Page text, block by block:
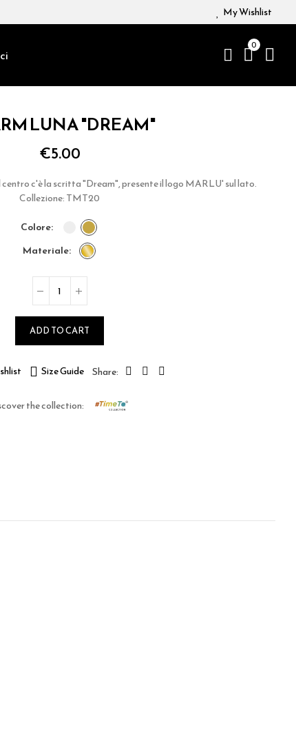
My Wishlist
0
LUNA "DREAM"
€5.00
c'è la scritta "Dream", presente il logo MARLU' sul lato.
Collezione: TMT20
colore
materiale
ADD TO CART
Size Guide
the collection: